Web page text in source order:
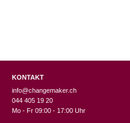
KONTAKT
info@changemaker.ch
044 405 19 20
Mo - Fr 09:00 - 17:00 Uhr